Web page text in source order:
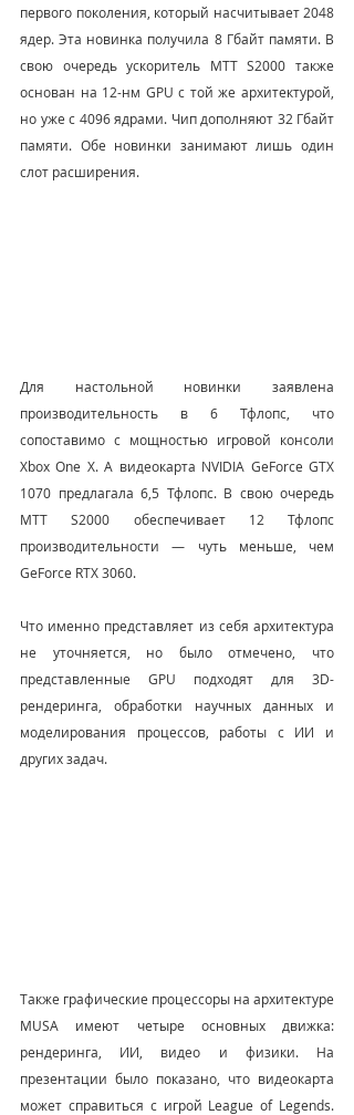
первого поколения, который насчитывает 2048
ядер. Эта новинка получила 8 Гбайт памяти. В
свою очередь ускоритель MTT S2000 также
основан на 12-нм GPU с той же архитектурой,
но уже с 4096 ядрами. Чип дополняют 32 Гбайт
памяти. Обе новинки занимают лишь один
слот расширения.
Для настольной новинки заявлена
производительность в 6 Тфлопс, что
сопоставимо с мощностью игровой консоли
Xbox One X. А видеокарта NVIDIA GeForce GTX
1070 предлагала 6,5 Тфлопс. В свою очередь
MTT S2000 обеспечивает 12 Тфлопс
производительности — чуть меньше, чем
GeForce RTX 3060.
Что именно представляет из себя архитектура
не уточняется, но было отмечено, что
представленные GPU подходят для 3D-
рендеринга, обработки научных данных и
моделирования процессов, работы с ИИ и
других задач.
Также графические процессоры на архитектуре
MUSA имеют четыре основных движка:
рендеринга, ИИ, видео и физики. На
презентации было показано, что видеокарта
может справиться с игрой League of Legends.